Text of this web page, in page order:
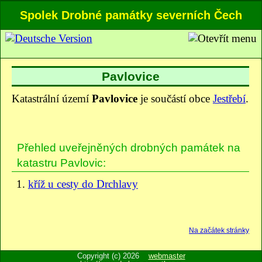
Spolek Drobné památky severních Čech
Pavlovice
Katastrální území Pavloviceje součástí obce Jestřebí.
Přehled uveřejněných drobných památek na
katastru Pavlovic:
kříž u cesty do Drchlavy
Na začátek stránky
Copyright (c) 2026 webmaster